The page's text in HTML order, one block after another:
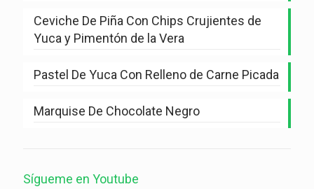
Ceviche De Piña Con Chips Crujientes de
Yuca y Pimentón de la Vera
Pastel De Yuca Con Relleno de Carne Picada
Marquise De Chocolate Negro
Sígueme en Youtube